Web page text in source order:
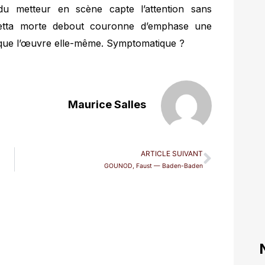
metteur en scène capte l’attention sans
morte debout couronne d’emphase une
l’œuvre elle-même. Symptomatique ?
Maurice Salles
ARTICLE SUIVANT
GOUNOD, Faust — Baden-Baden